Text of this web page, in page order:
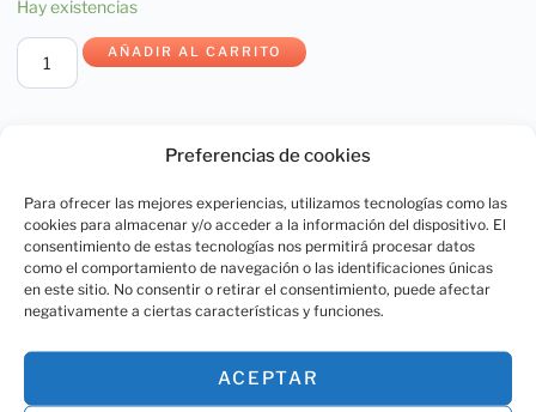
Preferencias de cookies
Para ofrecer las mejores experiencias, utilizamos tecnologías como las
cookies para almacenar y/o acceder a la información del dispositivo. El
consentimiento de estas tecnologías nos permitirá procesar datos
como el comportamiento de navegación o las identificaciones únicas
en este sitio. No consentir o retirar el consentimiento, puede afectar
negativamente a ciertas características y funciones.
ACEPTAR
Hay existencias
AÑADIR AL CARRITO
SKU: 5857-00-614
Compartir: